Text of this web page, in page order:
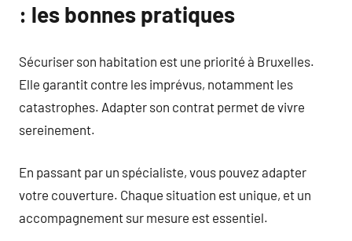
: les bonnes pratiques
Sécuriser son habitation est une priorité à Bruxelles.
Elle garantit contre les imprévus, notamment les
catastrophes. Adapter son contrat permet de vivre
sereinement.
En passant par un spécialiste, vous pouvez adapter
votre couverture. Chaque situation est unique, et un
accompagnement sur mesure est essentiel.